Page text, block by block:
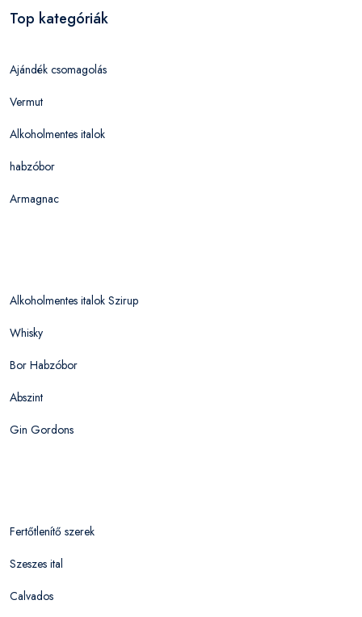
Top kategóriák
Ajándék csomagolás
Vermut
Alkoholmentes italok
habzóbor
Armagnac
Alkoholmentes italok Szirup
Whisky
Bor Habzóbor
Abszint
Gin Gordons
Fertőtlenítő szerek
Szeszes ital
Calvados